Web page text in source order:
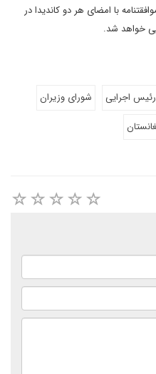
با امضای هر دو کاندیدا در
خواهد شد.
رئیس اجرایی
شورای وزیران